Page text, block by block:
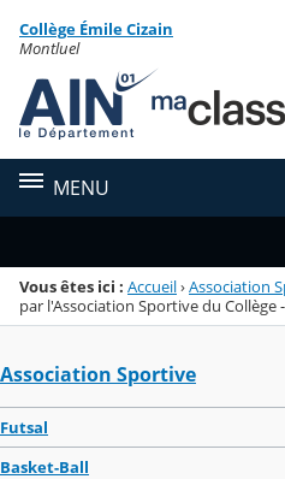
Menu de la rubrique
Contenu
Collège Émile Cizain
Montluel
MENU
Vous êtes ici : Accueil›Association
par l'Association Sportive du Collège
Association Sportive
Futsal
Basket-Ball